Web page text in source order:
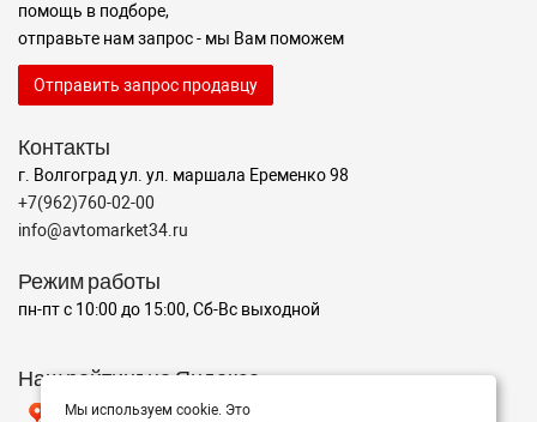
помощь в подборе,
отправьте нам запрос - мы Вам поможем
Отправить запрос продавцу
Контакты
г. Волгоград ул. ул. маршала Еременко 98
+7(962)760-02-00
info@avtomarket34.ru
Режим работы
пн-пт с 10:00 до 15:00, Сб-Вс выходной
Наш рейтинг на Яндексе
Мы используем cookie. Это